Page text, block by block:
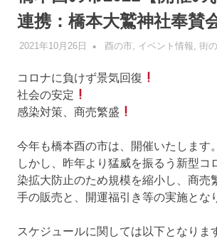
連携：橋本大鷲神社奉賛
2021年10月26日 管理者
酉の市, イベント情報 街
コロナに負けず景気回復
社会の安定
感染対策、商売繁盛
今年も橋本酉の市は、開催いたします。
しかし、昨年より猛威を振るう新型コ
染拡大防止のため規模を縮小し、商売
手の販売と、開運福引き等の実施とな
スケジュールに関しては以下となりま